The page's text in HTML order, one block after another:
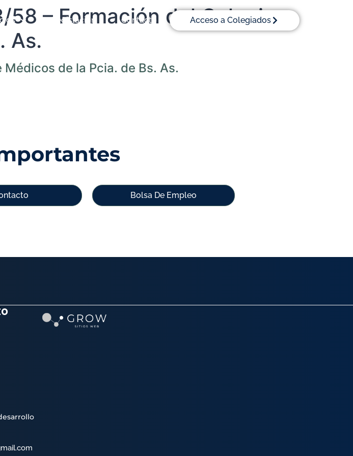
Legislación Contacto Acceso a Colegiados
– Formación del Colegio
As.
de la Pcia. de Bs. As.
Bolsa De Empleo